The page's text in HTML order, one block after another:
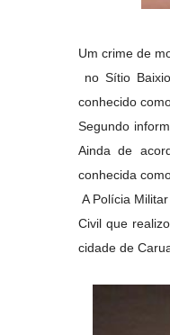
Um crime de
no Sítio
conhecido como
Segundo
Ainda de
conhecida
A Polícia
Civil que
cidade de